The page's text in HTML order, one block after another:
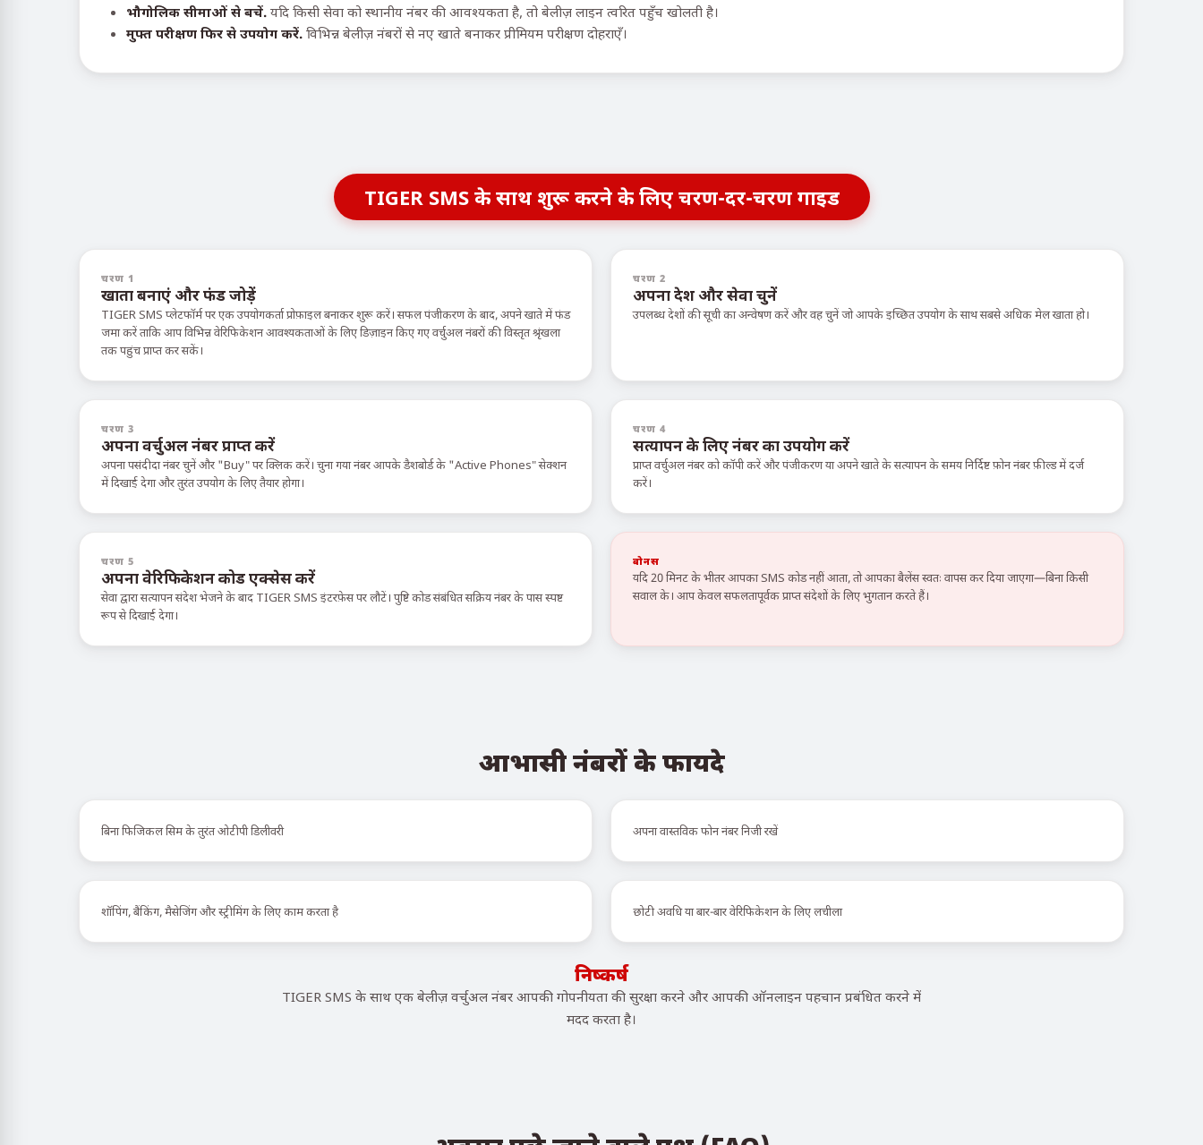
भौगोलिक सीमाओं से बचें. यदि किसी सेवा को स्थानीय नंबर की आवश्यकता है, तो बेलीज़ लाइन त्वरित पहुँच खोलती है।
मुफ्त परीक्षण फिर से उपयोग करें. विभिन्न बेलीज़ नंबरों से नए खाते बनाकर प्रीमियम परीक्षण दोहराएँ।
TIGER SMS के साथ शुरू करने के लिए चरण-दर-चरण गाइड
चरण 1
खाता बनाएं और फंड जोड़ें
TIGER SMS प्लेटफॉर्म पर एक उपयोगकर्ता प्रोफ़ाइल बनाकर शुरू करें। सफल पंजीकरण के बाद, अपने खाते में फंड
जमा करें ताकि आप विभिन्न वेरिफिकेशन आवश्यकताओं के लिए डिज़ाइन किए गए वर्चुअल नंबरों की विस्तृत श्रृंखला
तक पहुंच प्राप्त कर सकें।
चरण 2
अपना देश और सेवा चुनें
उपलब्ध देशों की सूची का अन्वेषण करें और वह चुनें जो आपके इच्छित उपयोग के साथ सबसे अधिक मेल खाता हो।
चरण 3
अपना वर्चुअल नंबर प्राप्त करें
अपना पसंदीदा नंबर चुनें और "Buy" पर क्लिक करें। चुना गया नंबर आपके डैशबोर्ड के "Active Phones" सेक्शन
में दिखाई देगा और तुरंत उपयोग के लिए तैयार होगा।
चरण 4
सत्यापन के लिए नंबर का उपयोग करें
प्राप्त वर्चुअल नंबर को कॉपी करें और पंजीकरण या अपने खाते के सत्यापन के समय निर्दिष्ट फ़ोन नंबर फ़ील्ड में दर्ज
करें।
चरण 5
अपना वेरिफिकेशन कोड एक्सेस करें
सेवा द्वारा सत्यापन संदेश भेजने के बाद TIGER SMS इंटरफ़ेस पर लौटें। पुष्टि कोड संबंधित सक्रिय नंबर के पास स्पष्ट
रूप से दिखाई देगा।
बोनस
यदि 20 मिनट के भीतर आपका SMS कोड नहीं आता, तो आपका बैलेंस स्वतः वापस कर दिया जाएगा—बिना किसी
सवाल के। आप केवल सफलतापूर्वक प्राप्त संदेशों के लिए भुगतान करते हैं।
आभासी नंबरों के फायदे
बिना फिजिकल सिम के तुरंत ओटीपी डिलीवरी अपना वास्तविक फोन नंबर निजी रखें
शॉपिंग, बैंकिंग, मैसेजिंग और स्ट्रीमिंग के लिए काम करता है छोटी अवधि या बार-बार वेरिफिकेशन के लिए लचीला
निष्कर्ष
TIGER SMS के साथ एक बेलीज़ वर्चुअल नंबर आपकी गोपनीयता की सुरक्षा करने और आपकी ऑनलाइन पहचान प्रबंधित करने में
मदद करता है।